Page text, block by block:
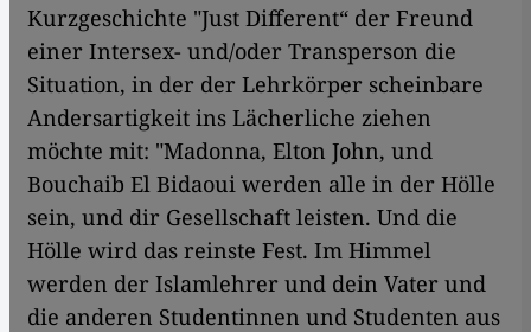
Kurzgeschichte "Just Different“ der Freund
einer Intersex- und/oder Transperson die
Situation, in der der Lehrkörper scheinbare
Andersartigkeit ins Lächerliche ziehen
möchte mit: "Madonna, Elton John, und
Bouchaib El Bidaoui werden alle in der Hölle
sein, und dir Gesellschaft leisten. Und die
Hölle wird das reinste Fest. Im Himmel
werden der Islamlehrer und dein Vater und
die anderen Studentinnen und Studenten aus